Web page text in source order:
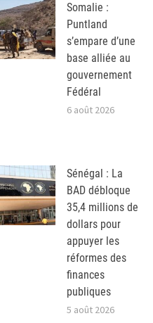
Somalie :
Puntland
s’empare d’une
base alliée au
gouvernement
Fédéral
6 août 2026
Sénégal : La
BAD débloque
35,4 millions de
dollars pour
appuyer les
réformes des
finances
publiques
5 août 2026